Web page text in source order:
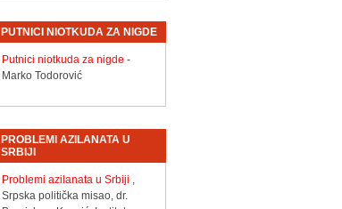
PUTNICI NIOTKUDA ZA NIGDE
Putnici niotkuda za nigde -
Marko Todorović
PROBLEMI AZILANATA U
SRBIJI
Problemi azilanata u Srbiji ,
Srpska politička misao, dr.